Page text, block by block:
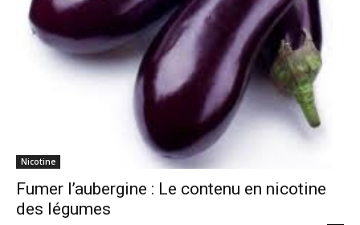
Nicotine
Fumer l’aubergine : Le contenu en nicotine
des légumes